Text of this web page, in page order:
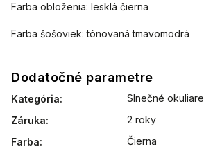
Farba obloženia: lesklá čierna
Farba šošoviek: tónovaná tmavomodrá
Dodatočné parametre
Kategória:
Slnečné okuliare
Záruka:
2 roky
Farba:
Čierna